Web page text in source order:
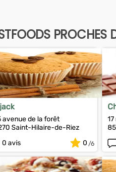
PROCHES
avenue de la forêt
Saint-Hilaire-de-Riez
0 avis
0